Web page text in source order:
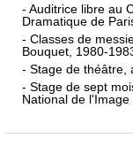
- Auditrice libre au
Dramatique de
- Classes de
Bouquet, 1980-
- Stage de théâtre,
- Stage de sept
National de